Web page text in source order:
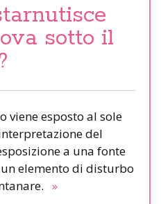
sotto il
viene esposto al sole
del
a una fonte
elemento di disturbo
»